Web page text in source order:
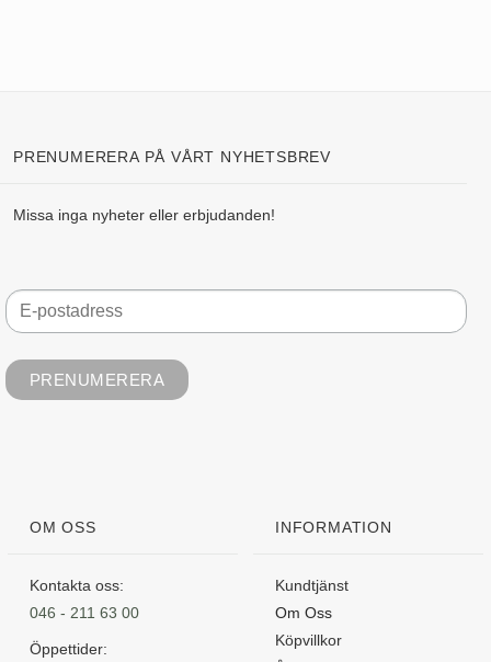
PRENUMERERA PÅ VÅRT NYHETSBREV
Missa inga nyheter eller erbjudanden!
OM OSS
Kontakta oss:
046 - 211 63 00
Öppettider:
INFORMATION
Kundtjänst
Om Oss
Köpvillkor